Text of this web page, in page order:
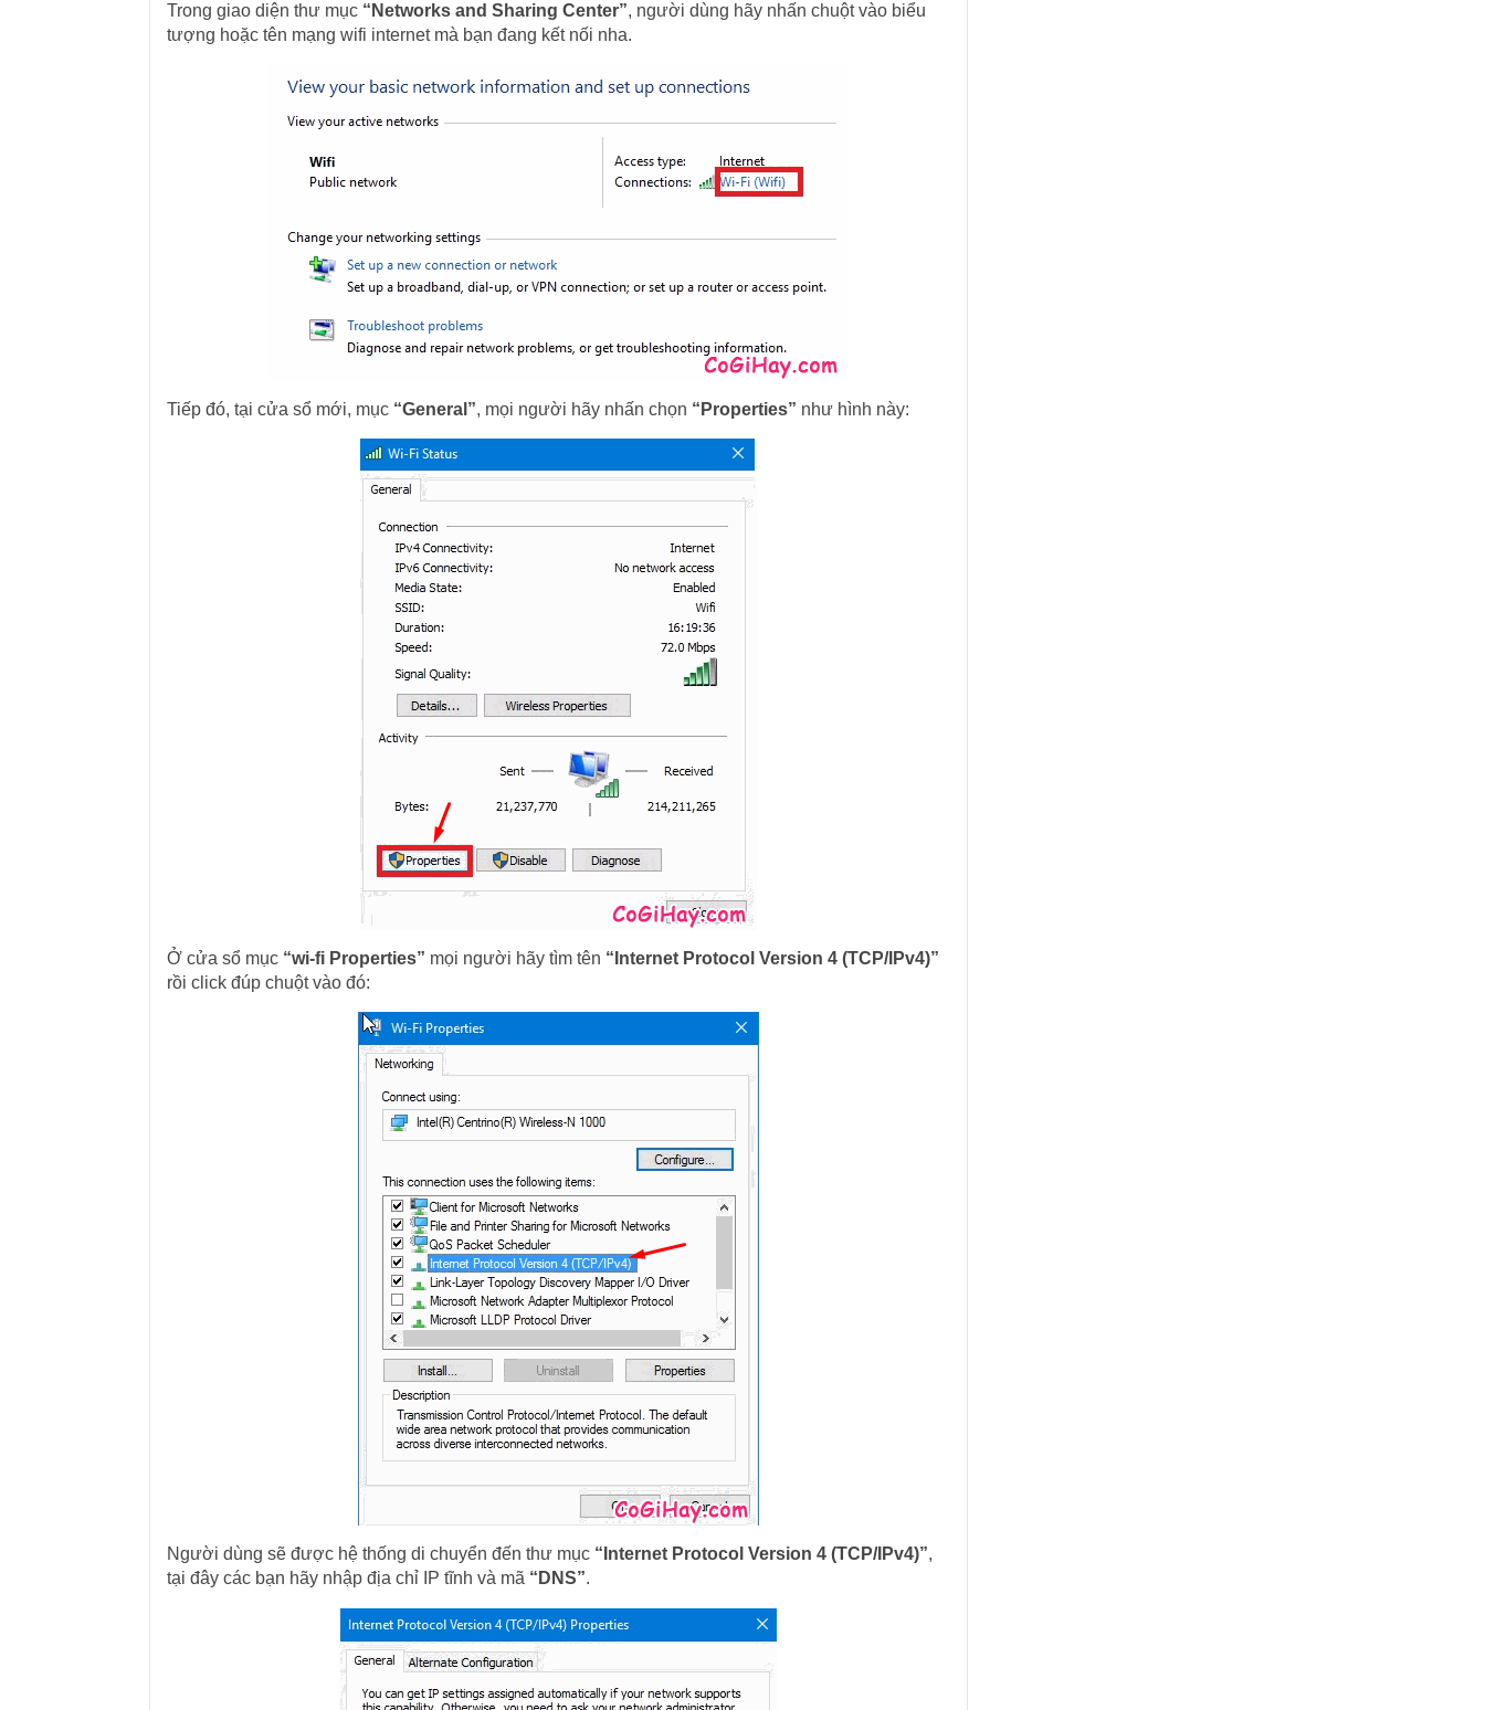
Trong giao diện thư mục “Networks and Sharing Center”, người dùng hãy nhấn chuột vào biểu
tượng hoặc tên mạng wifi internet mà bạn đang kết nối nha.
Tiếp đó, tại cửa sổ mới, mục “General”, mọi người hãy nhấn chọn “Properties” như hình này:
Ở cửa sổ mục “wi-fi Properties” mọi người hãy tìm tên “Internet Protocol Version 4 (TCP/IPv4)”
rồi click đúp chuột vào đó:
Người dùng sẽ được hệ thống di chuyển đến thư mục “Internet Protocol Version 4 (TCP/IPv4)”,
tại đây các bạn hãy nhập địa chỉ IP tĩnh và mã “DNS”.